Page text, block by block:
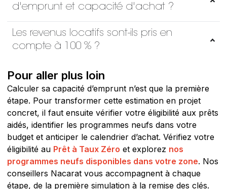
d'emprunt et capacité d'achat ?
Les revenus locatifs sont-ils pris en
compte à 100 % ?
Pour aller plus loin
Calculer sa capacité d’emprunt n’est que la première
étape. Pour transformer cette estimation en projet
concret, il faut ensuite vérifier votre éligibilité aux prêts
aidés, identifier les programmes neufs dans votre
budget et anticiper le calendrier d’achat. Vérifiez votre
éligibilité au Prêt à Taux Zéro et explorez nos
programmes neufs disponibles dans votre zone. Nos
conseillers Nacarat vous accompagnent à chaque
étape, de la première simulation à la remise des clés.